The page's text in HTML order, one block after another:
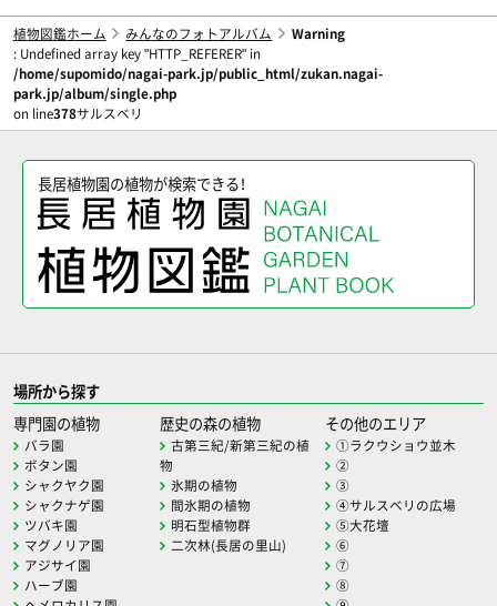
植物図鑑ホーム みんなのフォトアルバム
Warning
: Undefined array key "HTTP_REFERER" in
/home/supomido/nagai-park.jp/public_html/zukan.nagai-
park.jp/album/single.php
on line378サルスベリ
長居植物園の植物が検索できる！
場所から探す
専門園の植物
バラ園
ボタン園
シャクヤク園
シャクナゲ園
ツバキ園
マグノリア園
アジサイ園
ハーブ園
歴史の森の植物
古第三紀/新第三紀の植
物
氷期の植物
間氷期の植物
明石型植物群
二次林(長居の里山)
その他のエリア
①ラクウショウ並木
②
③
④サルスベリの広場
⑤大花壇
⑥
⑦
⑧